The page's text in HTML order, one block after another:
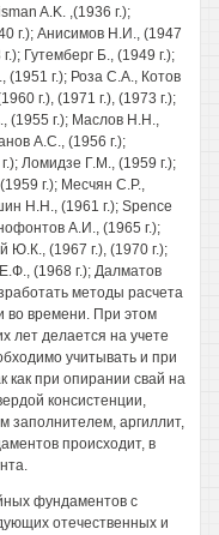
A.K. ,(1936 г.);
г.); Анисимов Н.И., (1947
Гутемберг Б., (1949 г.);
(1951 г.); Роза С.А., Котов
г.), (1971 г.), (1973 г.);
(1955 г.); Маслов H.H.,
A.C., (1956 г.);
Ломидзе Г.М., (1959 г.);
г.); Месчян С.Р.,
H.H., (1961 г.); Spence
А.И., (1965 г.);
Ю.К., (1967 г.), (1970 г.);
(1968 г.); Далматов
методы расчета
во времени. При этом
лет делается на учете
учитывать и при
как при опирании свай на
консистенции,
заполнителем, аргиллит,
происходит, в
фундаментов с
отечественных и